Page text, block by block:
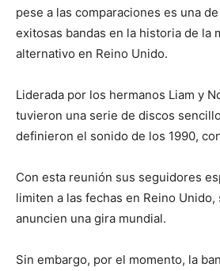
pese a las comparaciones es una
exitosas bandas en la historia de la
alternativo en Reino Unido.
Liderada por los hermanos Liam y
tuvieron una serie de discos
definieron el sonido de los 1990,
Con esta reunión sus seguidores
limiten a las fechas en Reino
anuncien una gira mundial.
Sin embargo, por el momento, la